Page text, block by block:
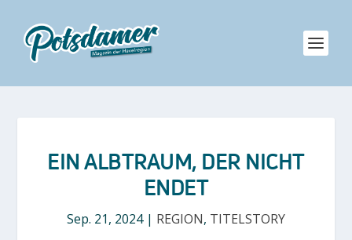
EIN ALBTRAUM, DER NICHT
ENDET
Sep. 21, 2024| REGION, TITELSTORY